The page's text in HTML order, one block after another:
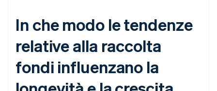
In che modo le tendenze
relative alla raccolta
fondi influenzano la